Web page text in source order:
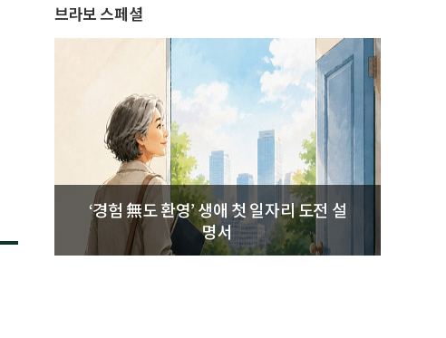
브라보 스페셜
‘경험 無도 환영’ 생애 첫 일자리 도전 설
명서